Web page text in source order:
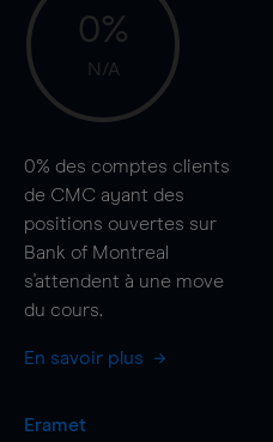
0%
N/A
0% des comptes clients
de CMC ayant des
positions ouvertes sur
Bank of Montreal
s'attendent à une move
du cours.
En savoir plus
Eramet